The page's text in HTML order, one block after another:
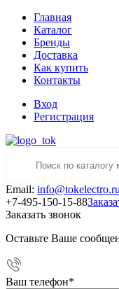
Главная
Каталог
Бренды
Доставка
Как купить
Контакты
Вход
Регистрация
Email: info@tokelectro.ru
+7-495-150-15-88
Заказать звонок
Оставьте Ваше
Ваш телефон*